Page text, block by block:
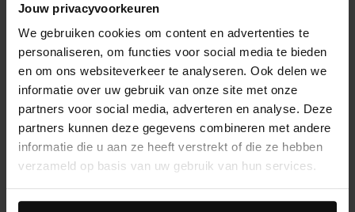
Jouw privacyvoorkeuren
We gebruiken cookies om content en advertenties te
personaliseren, om functies voor social media te bieden
en om ons websiteverkeer te analyseren. Ook delen we
informatie over uw gebruik van onze site met onze
partners voor social media, adverteren en analyse. Deze
partners kunnen deze gegevens combineren met andere
informatie die u aan ze heeft verstrekt of die ze hebben
verzameld op basis van uw gebruik van hun services.
Daarnaast werken wij samen met Google voor
Snelle levering
Achteraf betalen
Product omschrijving
Deze zwarte leren hoge laarzen van Sacha hebben
een kitten heel met een hoogte van 4 cm, een
schachthoogte van 38 cm en een schachtomtrek van
40 cm. De buiten- en binnenzijde zijn gemaakt van
leer.